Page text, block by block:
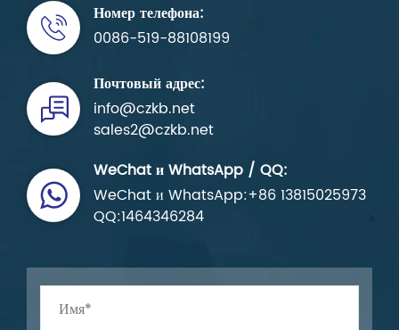
Номер телефона:
0086-519-88108199
Почтовый адрес:
info@czkb.net
sales2@czkb.net
WeChat и WhatsApp / QQ:
WeChat и WhatsApp:+86 13815025973
QQ:1464346284